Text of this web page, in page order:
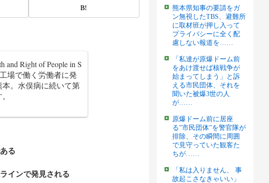
B!
and Right of People in S
場で働く労働者に発
。水俣病に続いて第
る
インで発見される
熊本県知事の要請をガ
ン無視したTBS、避難所
に取材班が押し入って
プライバシーに全く配
慮しない報道を……
「私達が原爆ドーム前
をあけ渡せば核戦争が
始まってしまう」と訴
える市民団体、それを
聞いた被爆3世の人
が……
原爆ドーム前に居座
る”市民団体”を警官隊が
排除、その瞬間に周囲
で見守っていた観客た
ちが……
「私は入りません、 事
故起こさなきゃいい」